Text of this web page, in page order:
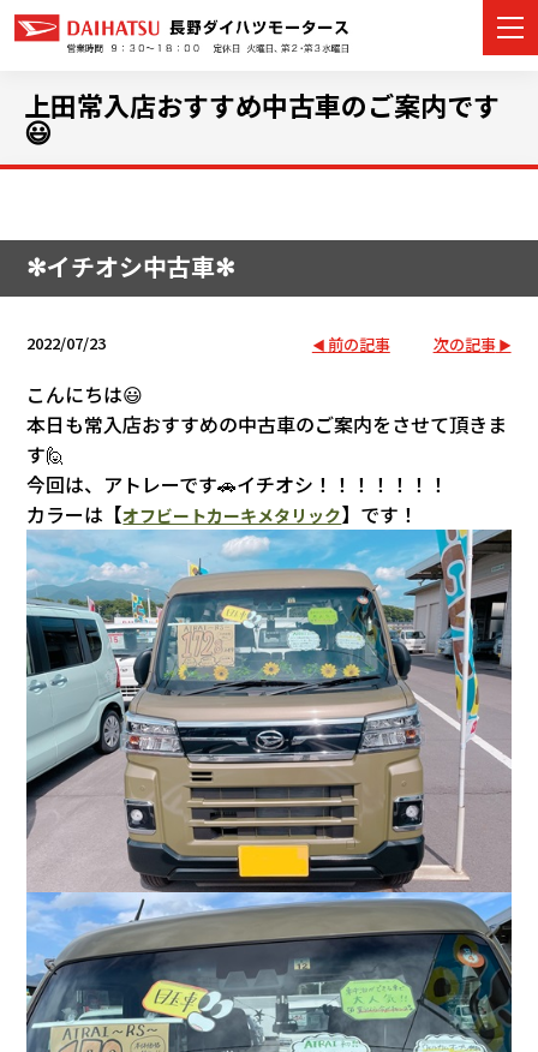
展示車・試乗車
店舗情報
ご購入者サポート
アフターサポート
会社情報
カタ
リコ
お問
上田常入店おすすめ中古車のご案内です
😃
✻イチオシ中古車✻
2022/07/23 前の記事 次の記事
こんにちは😃
本日も常入店おすすめの中古車のご案内をさせて頂きま
す🙋
今回は、アトレーです🚗イチオシ！！！！！！！
カラーは【オフビートカーキメタリック】です！